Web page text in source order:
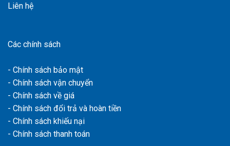
Liên hệ
Các chính sách
- Chính sách bảo mật
- Chính sách vận chuyển
- Chính sách về giá
- Chính sách đổi trả và hoàn tiền
- Chính sách khiếu nại
- Chính sách thanh toán